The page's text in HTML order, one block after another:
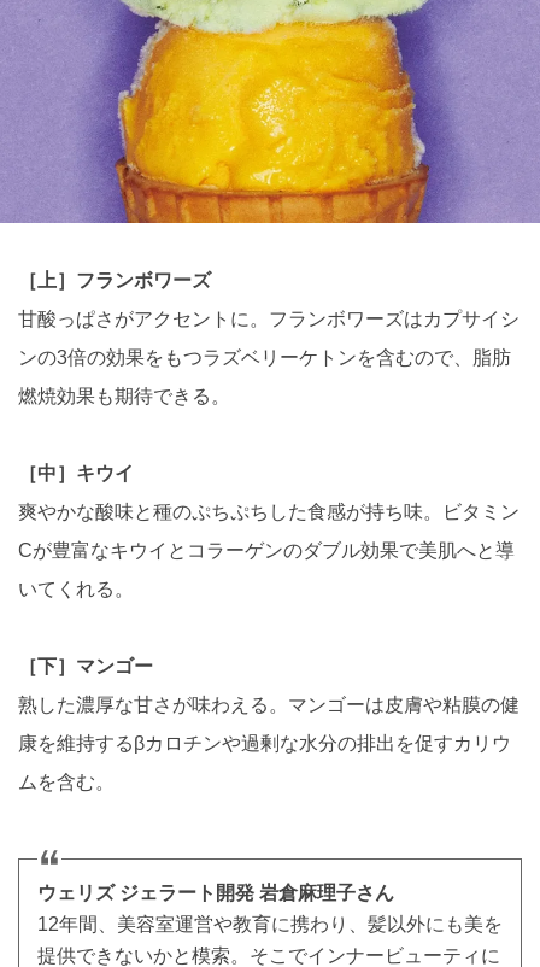
［上］フランボワーズ
甘酸っぱさがアクセントに。フランボワーズはカプサイシ
ンの3倍の効果をもつラズベリーケトンを含むので、脂肪
燃焼効果も期待できる。
［中］キウイ
爽やかな酸味と種のぷちぷちした食感が持ち味。ビタミン
Cが豊富なキウイとコラーゲンのダブル効果で美肌へと導
いてくれる。
［下］マンゴー
熟した濃厚な甘さが味わえる。マンゴーは皮膚や粘膜の健
康を維持するβカロチンや過剰な水分の排出を促すカリウ
ムを含む。
ウェリズ ジェラート開発 岩倉麻理子さん
12年間、美容室運営や教育に携わり、髪以外にも美を
提供できないかと模索。そこでインナービューティに